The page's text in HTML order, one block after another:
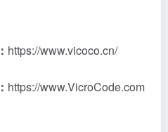
https://www.vicoco.cn/
https://www.VicroCode.com